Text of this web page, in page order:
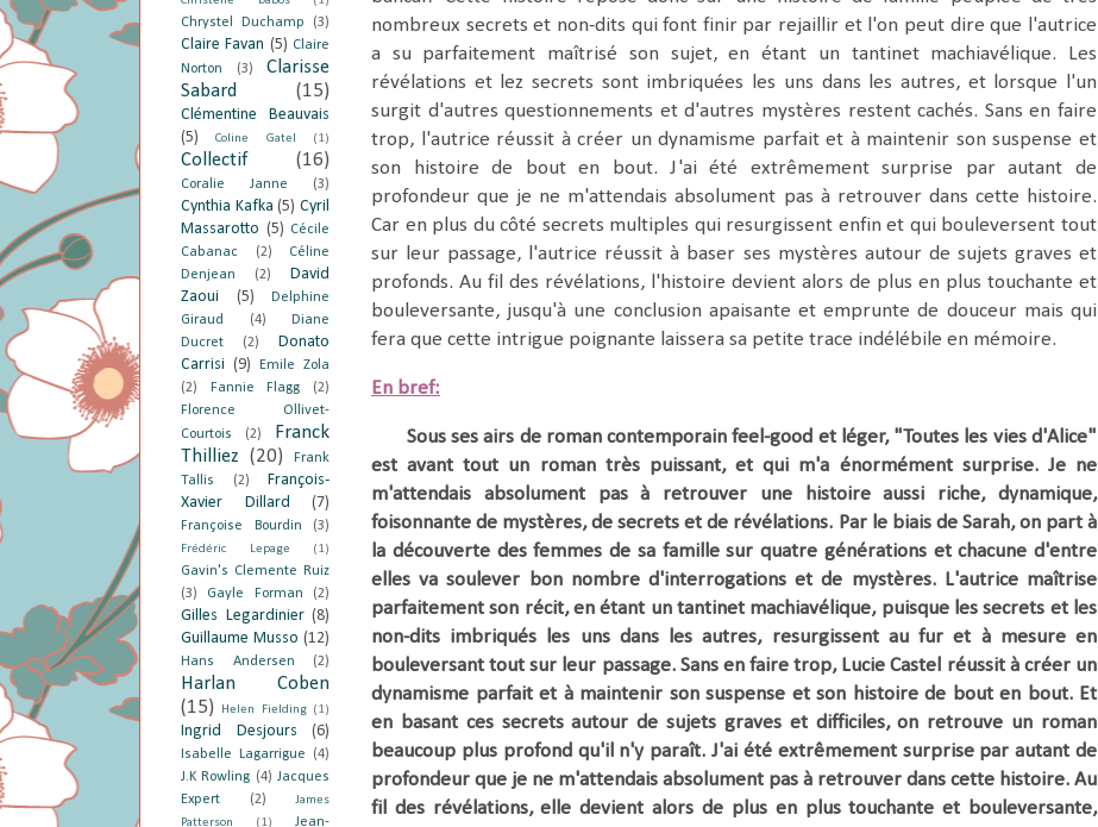
nombreux secrets et non-dits qui font finir par rejaillir et l'on peut dire que l'autrice
a su parfaitement maîtrisé son sujet, en étant un tantinet machiavélique. Les
révélations et lez secrets sont imbriquées les uns dans les autres, et lorsque l'un
surgit d'autres questionnements et d'autres mystères restent cachés. Sans en faire
trop, l'autrice réussit à créer un dynamisme parfait et à maintenir son suspense et
son histoire de bout en bout. J'ai été extrêmement surprise par autant de
profondeur que je ne m'attendais absolument pas à retrouver dans cette histoire.
Car en plus du côté secrets multiples qui resurgissent enfin et qui bouleversent tout
sur leur passage, l'autrice réussit à baser ses mystères autour de sujets graves et
profonds. Au fil des révélations, l'histoire devient alors de plus en plus touchante et
bouleversante, jusqu'à une conclusion apaisante et emprunte de douceur mais qui
fera que cette intrigue poignante laissera sa petite trace indélébile en mémoire.
En bref:
Sous ses airs de roman contemporain feel-good et léger, "Toutes les vies d'Alice"
est avant tout un roman très puissant, et qui m'a énormément surprise. Je ne
m'attendais absolument pas à retrouver une histoire aussi riche, dynamique,
foisonnante de mystères, de secrets et de révélations. Par le biais de Sarah, on part à
la découverte des femmes de sa famille sur quatre générations et chacune d'entre
elles va soulever bon nombre d'interrogations et de mystères. L'autrice maîtrise
parfaitement son récit, en étant un tantinet machiavélique, puisque les secrets et les
non-dits imbriqués les uns dans les autres, resurgissent au fur et à mesure en
bouleversant tout sur leur passage. Sans en faire trop, Lucie Castel réussit à créer un
dynamisme parfait et à maintenir son suspense et son histoire de bout en bout.Et
en basant ces secrets autour de sujets graves et difficiles, on retrouve un roman
beaucoup plus profond qu'il n'y paraît. J'ai été extrêmement surprise par autant de
profondeur que je ne m'attendais absolument pas à retrouver dans cette histoire. Au
fil des révélations, elle devient alors de plus en plus touchante et bouleversante,
Chrystel Duchamp (3)
Claire Favan (5) Claire
Norton
(3)
Clarisse
Sabard
(15)
Clémentine Beauvais
(5)
Coline Gatel (1)
Collectif (16)
Coralie Janne (3)
Cynthia Kafka (5) Cyril
Massarotto (5) Cécile
Cabanac
(2)
Céline
Denjean
(2)
David
Zaoui
(5)
Delphine
Giraud
(4)
Diane
Ducret
(2)
Donato
Carrisi (9)
Emile Zola
(2)
Fannie Flagg
(2)
Florence Ollivet-
Courtois
(2)
Franck
Thilliez (20)
Frank
Tallis
(2)
François-
Xavier Dillard
(7)
Françoise Bourdin (3)
Frédéric Lepage (1)
Gavin's Clemente Ruiz
(3)
Gayle Forman (2)
Gilles Legardinier (8)
Guillaume Musso (12)
Hans Andersen (2)
Harlan Coben
(15)
Helen Fielding (1)
Ingrid Desjours (6)
Isabelle Lagarrigue
(4)
J.K Rowling (4) Jacques
Expert
(2)
James
Patterson
(1) Jean-